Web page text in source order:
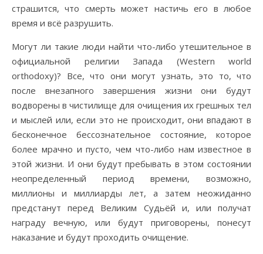
страшится, что смерть может настичь его в любое
время и всё разрушить.
Могут ли такие люди найти что-либо утешительное в
официальной религии Запада (Western world
orthodoxy)? Все, что они могут узнать, это то, что
после внезапного завершения жизни они будут
водворены в чистилище для очищения их грешных тел
и мыслей или, если это не происходит, они впадают в
бесконечное бессознательное состояние, которое
более мрачно и пусто, чем что-либо нам известное в
этой жизни. И они будут пребывать в этом состоянии
неопределенный период времени, возможно,
миллионы и миллиарды лет, а затем неожиданно
предстанут перед Великим Судьёй и, или получат
награду вечную, или будут приговорены, понесут
наказание и будут проходить очищение.